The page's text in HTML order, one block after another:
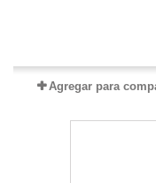
Agregar para